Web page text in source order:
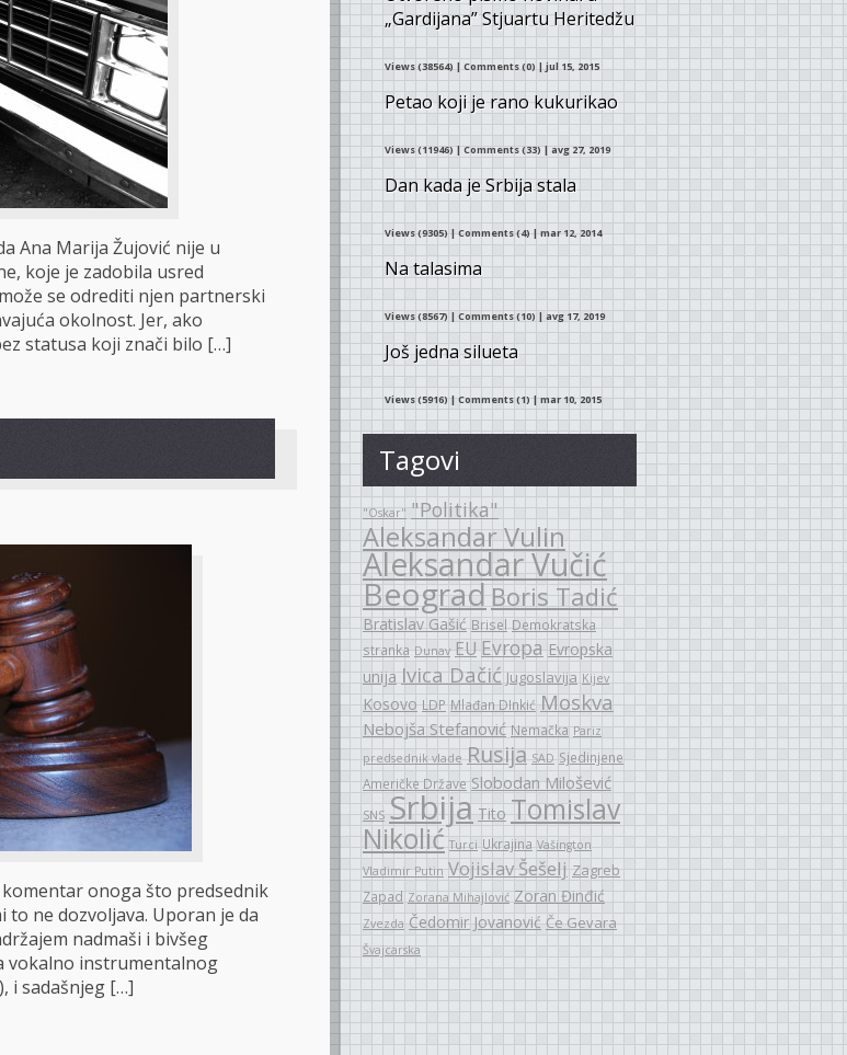
Ana Marija Žujović nije u
koje je zadobila usred
se odrediti njen partnerski
okolnost. Jer, ako
statusa koji znači bilo […]
onoga što predsednik
to ne dozvoljava. Uporan je da
nadmaši i bivšeg
vokalno instrumentalnog
i sadašnjeg […]
„Gardijana” Stjuartu Heritedžu
Views (38564)|Comments (0)| jul 15, 2015
Petao koji je rano kukurikao
Views (11946)|Comments (33)| avg 27, 2019
Dan kada je Srbija stala
Views (9305)|Comments (4)| mar 12, 2014
Na talasima
Views (8567) | Comments (10) | avg 17, 2019
Još jedna silueta
Views (5916)|Comments (1)| mar 10, 2015
Tagovi
"Oskar" "Politika"
Aleksandar Vulin
Aleksandar Vučić
BeogradBoris Tadić
Bratislav Gašić Brisel Demokratska
stranka Dunav EU Evropa Evropska
unija Ivica Dačić Jugoslavija Kijev
Kosovo LDP Mlađan DInkić Moskva
Nebojša Stefanović Nemačka Pariz
predsednik vlade Rusija SAD Sjedinjene
Američke Države Slobodan Milošević
SNS Srbija Tito Tomislav
Nikolić Turci Ukrajina Vašington
Vladimir Putin Vojislav Šešelj Zagreb
Zapad Zorana Mihajlović Zoran Đinđić
Zvezda Čedomir Jovanović Če Gevara
Švajcarska